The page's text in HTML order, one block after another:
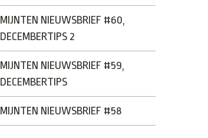
MIJNTEN NIEUWSBRIEF #60,
DECEMBERTIPS 2
MIJNTEN NIEUWSBRIEF #59,
DECEMBERTIPS
MIJNTEN NIEUWSBRIEF #58